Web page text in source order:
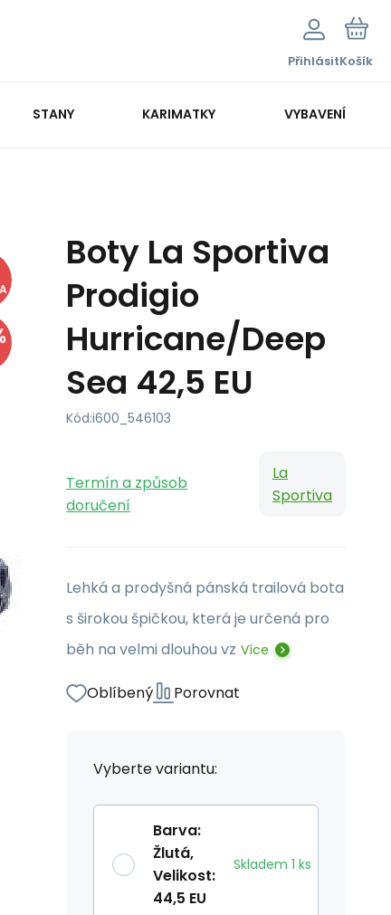
PřihlásitKošík
STANY KARIMATKY VYBAVENÍ
Boty La Sportiva
Prodigio
Hurricane/Deep
Sea 42,5 EU
Kód:i600_546103
Termín a způsob
doručení
La
Sportiva
Lehká a prodyšná pánská trailová bota
s širokou špičkou, která je určená pro
běh na velmi dlouhou vz Více
Oblíbený Porovnat
Vyberte variantu:
Barva:
Žlutá,
Velikost:
44,5 EU
Skladem 1 ks